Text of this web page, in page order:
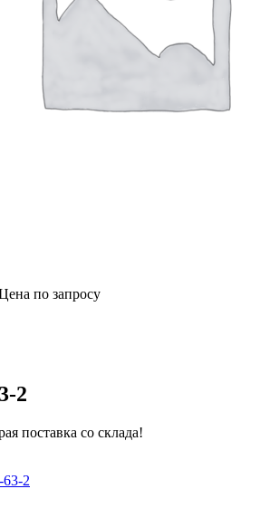
по запросу
2
поставка со склада!
63-2